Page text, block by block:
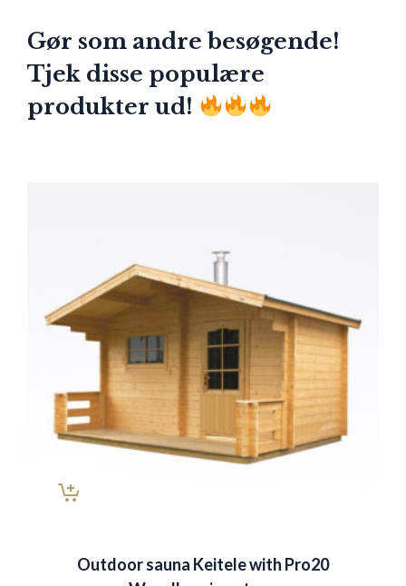
Gør som andre besøgende!
Tjek disse populære
produkter ud!
Outdoor sauna Keitele with Pro20